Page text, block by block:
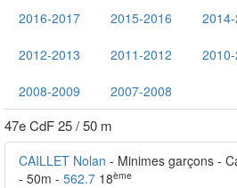
2016-2017 2015-2016
2012-2013 2011-2012
2008-2009 2007-2008
47e CdF 25 / 50 m
CAILLET Nolan - Minimes garçons -
- 50m - 562.7 18ème